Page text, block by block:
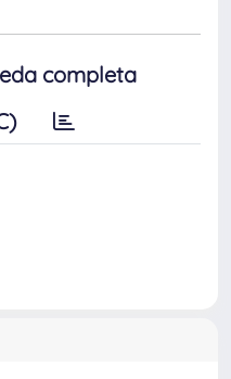
completa